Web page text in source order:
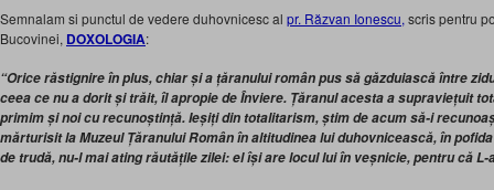
Semnalam si punctul de vedere duhovnicesc al pr. Răzvan Ionescu, scris pentru
Bucovinei, DOXOLOGIA:
“Orice răstignire în plus, chiar și a țăranului român pus să găzduiască între
ceea ce nu a dorit și trăit, îl apropie de Înviere. Țăranul acesta a supraviețuit
primim și noi cu recunoștință. Ieșiți din totalitarism, știm de acum să-i
mărturisit la Muzeul Țăranului Român în altitudinea lui duhovnicească, în
de trudă, nu-l mai ating răutățile zilei: el își are locul lui în veșnicie, pentru că